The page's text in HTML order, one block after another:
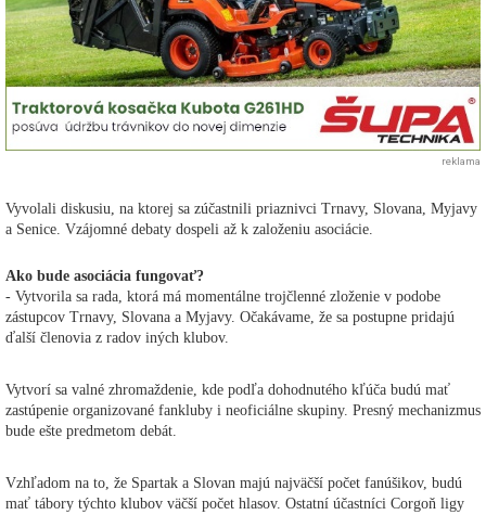
reklama
Vyvolali diskusiu, na ktorej sa zúčastnili priaznivci Trnavy, Slovana, Myjavy
a Senice. Vzájomné debaty dospeli až k založeniu asociácie.
Ako bude asociácia fungovať?
- Vytvorila sa rada, ktorá má momentálne trojčlenné zloženie v podobe
zástupcov Trnavy, Slovana a Myjavy. Očakávame, že sa postupne pridajú
ďalší členovia z radov iných klubov.
Vytvorí sa valné zhromaždenie, kde podľa dohodnutého kľúča budú mať
zastúpenie organizované fankluby i neoficiálne skupiny. Presný mechanizmus
bude ešte predmetom debát.
Vzhľadom na to, že Spartak a Slovan majú najväčší počet fanúšikov, budú
mať tábory týchto klubov väčší počet hlasov. Ostatní účastníci Corgoň ligy